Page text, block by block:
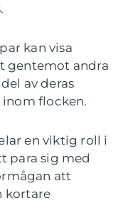
kan visa
gentemot andra
av deras
flocken.
en viktig roll i
para sig med
att
kortare